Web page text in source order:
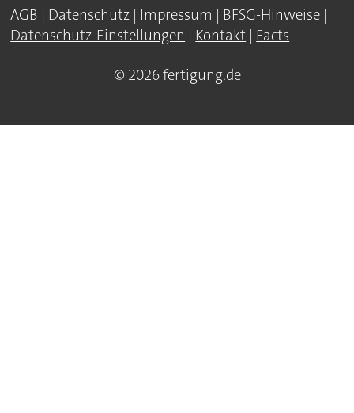
AGB | Datenschutz | Impressum | BFSG-Hinweise |
Datenschutz-Einstellungen | Kontakt | Facts
© 2026 fertigung.de